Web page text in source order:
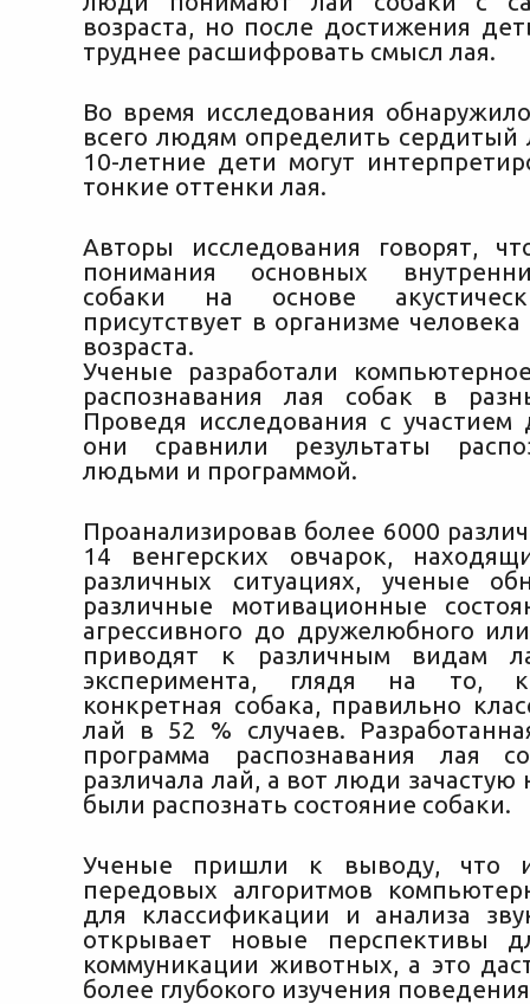
возраста, но после достижения
труднее расшифровать смысл лая.
Во время исследования
всего людям определить сердитый
10-летние дети могут
тонкие оттенки лая.
Авторы исследования говорят,
понимания основных
собаки на основе
присутствует в организме
возраста.
Ученые разработали
распознавания лая собак в
Проведя исследования с участием
они сравнили результаты
людьми и программой.
Проанализировав более 6000
14 венгерских овчарок,
различных ситуациях, ученые
различные мотивационные
агрессивного до дружелюбного
приводят к различным видам
эксперимента, глядя на то,
конкретная собака, правильно
лай в 52 % случаев.
программа распознавания лая
различала лай, а вот люди зачастую
были распознать состояние собаки.
Ученые пришли к выводу, что
передовых алгоритмов
для классификации и анализа
открывает новые перспективы
коммуникации животных, а это
более глубокого изучения